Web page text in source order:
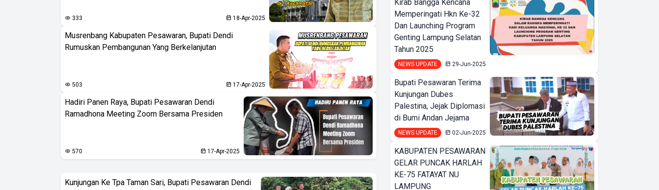
333 18-Apr-2025
Musrenbang Kabupaten Pesawaran, Bupati Dendi
Rumuskan Pembangunan Yang Berkelanjutan
503 17-Apr-2025
Hadiri Panen Raya, Bupati Pesawaran Dendi
Ramadhona Meeting Zoom Bersama Presiden
570 17-Apr-2025
Kunjungan Ke Tpa Taman Sari, Bupati Pesawaran Dendi
Kirab Bangga Kencana
Memperingati Hkn Ke-32
Dan Launching Program
Genting Lampung Selatan
Tahun 2025
NEWS UPDATE 29-Jun-2025
Bupati Pesawaran Terima
Kunjungan Dubes
Palestina, Jejak Diplomasi
di Bumi Andan Jejama
NEWS UPDATE 02-Jun-2025
KABUPATEN PESAWARAN
GELAR PUNCAK HARLAH
KE-75 FATAYAT NU
LAMPUNG